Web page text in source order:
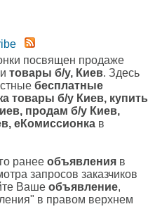
посвящен продаже
товары б/у, Киев. Здесь
бесплатные
товары б/у Киев, купить
продам б/у Киев,
еКомиссионка в
ранее объявления в
запросов заказчиков
Ваше объявление,
в правом верхнем